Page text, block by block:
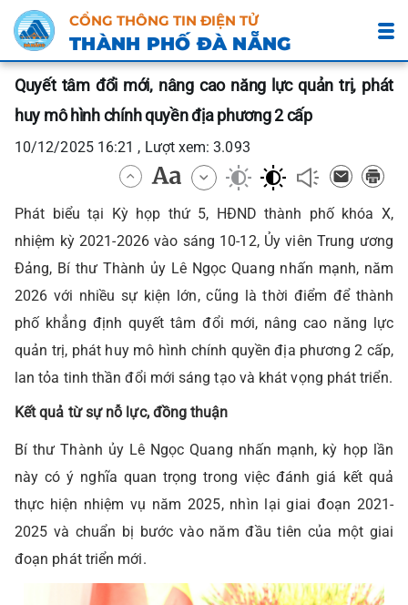
CỔNG THÔNG TIN ĐIỆN TỬ
THÀNH PHỐ ĐÀ NẴNG
Quyết tâm đổi mới, nâng cao năng lực quản trị, phát
huy mô hình chính quyền địa phương 2 cấp
10/12/2025 16:21 , Lượt xem: 3.093
Phát biểu tại Kỳ họp thứ 5, HĐND thành phố khóa X,
nhiệm kỳ 2021-2026 vào sáng 10-12, Ủy viên Trung ương
Đảng, Bí thư Thành ủy Lê Ngọc Quang nhấn mạnh, năm
2026 với nhiều sự kiện lớn, cũng là thời điểm để thành
phố khẳng định quyết tâm đổi mới, nâng cao năng lực
quản trị, phát huy mô hình chính quyền địa phương 2 cấp,
lan tỏa tinh thần đổi mới sáng tạo và khát vọng phát triển.
Kết quả từ sự nỗ lực, đồng thuận
Bí thư Thành ủy Lê Ngọc Quang nhấn mạnh, kỳ họp lần
này có ý nghĩa quan trọng trong việc đánh giá kết quả
thực hiện nhiệm vụ năm 2025, nhìn lại giai đoạn 2021-
2025 và chuẩn bị bước vào năm đầu tiên của một giai
đoạn phát triển mới.